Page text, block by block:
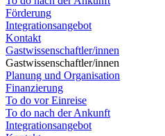
Förderung
Integrationsangebot
Kontakt
Gastwissenschaftler/innen
Gastwissenschaftler/innen
Planung und Organisation
Finanzierung
To do vor Einreise
To do nach der Ankunft
Integrationsangebot